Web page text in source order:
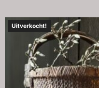
Uitverkocht!